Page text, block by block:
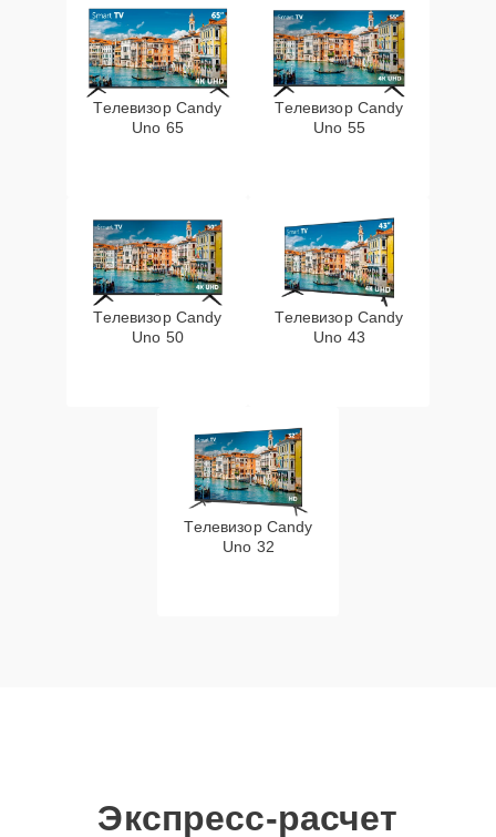
Телевизор Candy
Uno 65
Телевизор Candy
Uno 55
Телевизор Candy
Uno 50
Телевизор Candy
Uno 43
Телевизор Candy
Uno 32
Экспресс-расчет